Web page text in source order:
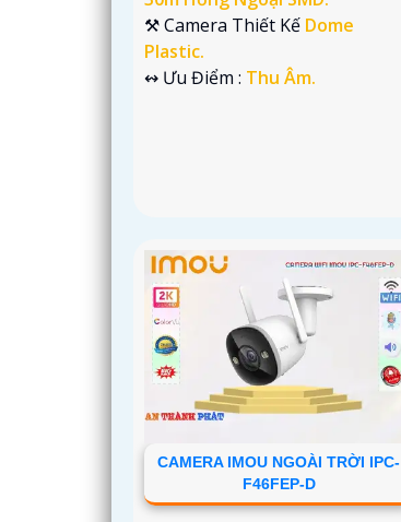
⚒ Camera Thiết Kế Dome
Plastic.
️↭ Ưu Điểm : Thu Âm.
CAMERA IMOU NGOÀI TRỜI IPC-
F46FEP-D